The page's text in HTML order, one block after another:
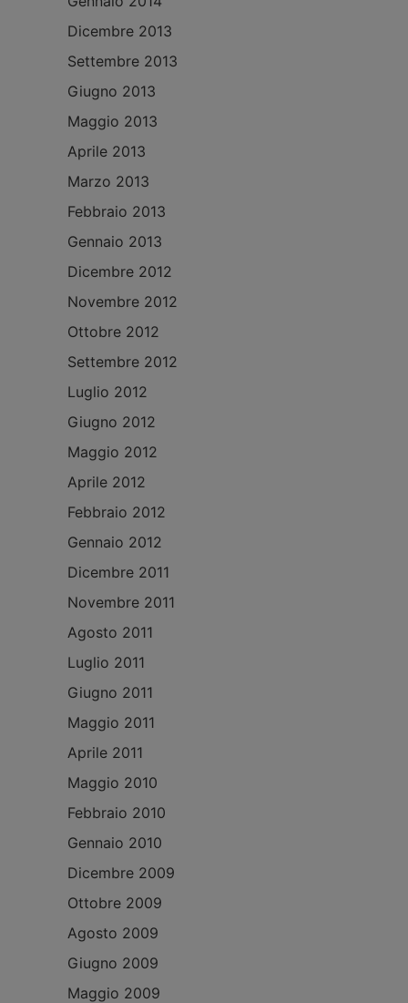
Dicembre 2013
Settembre 2013
Giugno 2013
Maggio 2013
Aprile 2013
Marzo 2013
Febbraio 2013
Gennaio 2013
Dicembre 2012
Novembre 2012
Ottobre 2012
Settembre 2012
Luglio 2012
Giugno 2012
Maggio 2012
Aprile 2012
Febbraio 2012
Gennaio 2012
Dicembre 2011
Novembre 2011
Agosto 2011
Luglio 2011
Giugno 2011
Maggio 2011
Aprile 2011
Maggio 2010
Febbraio 2010
Gennaio 2010
Dicembre 2009
Ottobre 2009
Agosto 2009
Giugno 2009
Maggio 2009